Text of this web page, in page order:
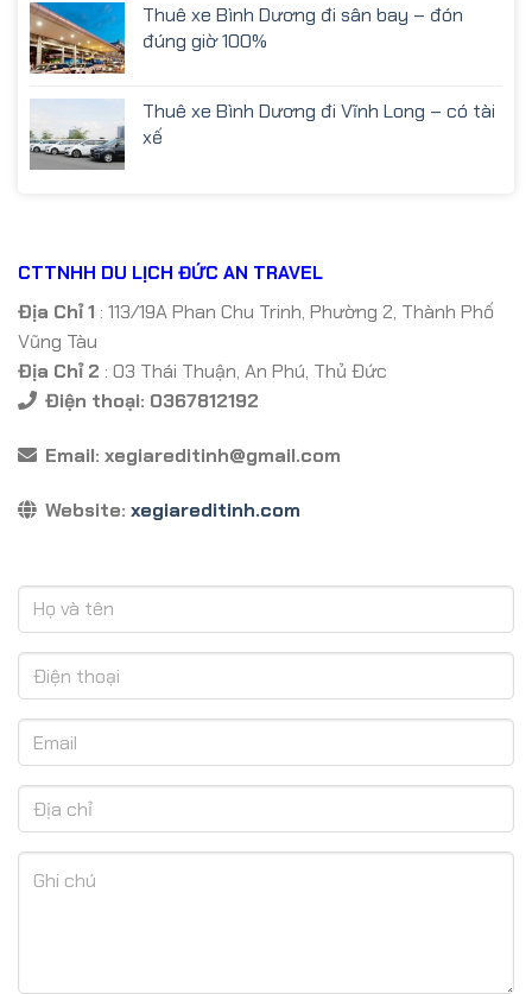
CTTNHH DU LỊCH ĐỨC AN TRAVEL
Địa Chỉ 1 : 113/19A Phan Chu Trinh, Phường 2, Thành Phố
Vũng Tàu
Địa Chỉ 2 : 03 Thái Thuận, An Phú, Thủ Đức
Điện thoại: 0367812192
Email: xegiareditinh@gmail.com
Website: xegiareditinh.com
Thuê xe Bình Dương đi sân bay – đón
đúng giờ 100%
Thuê xe Bình Dương đi Vĩnh Long – có tài
xế